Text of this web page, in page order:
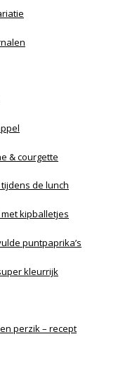
& courgette
de lunch
kipballetjes
puntpaprika’s
kleurrijk
perzik – recept